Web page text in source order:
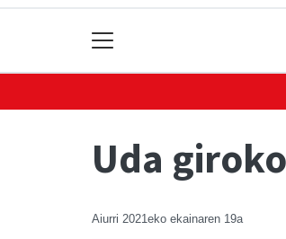
Uda
Aiurri 2021eko ekainaren 19a